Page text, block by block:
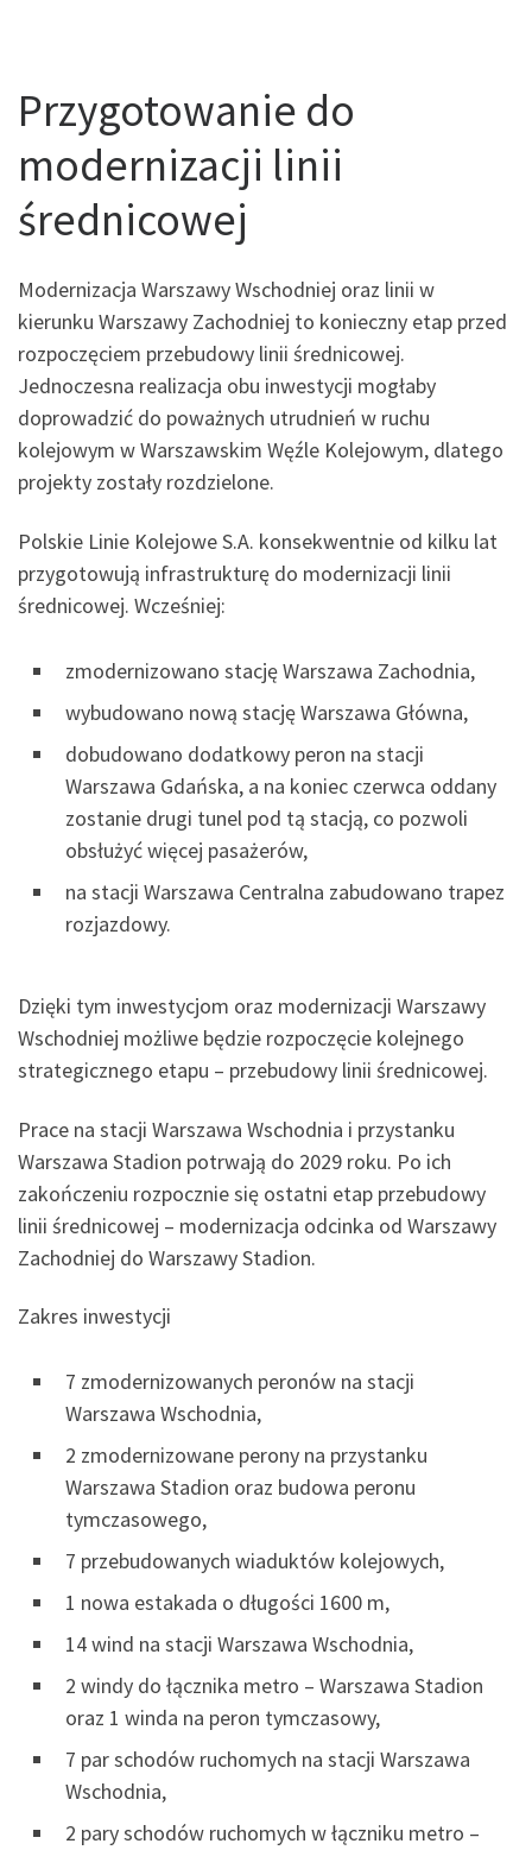
Przygotowanie do
modernizacji linii
średnicowej
Modernizacja Warszawy Wschodniej oraz linii w
kierunku Warszawy Zachodniej to konieczny etap przed
rozpoczęciem przebudowy linii średnicowej.
Jednoczesna realizacja obu inwestycji mogłaby
doprowadzić do poważnych utrudnień w ruchu
kolejowym w Warszawskim Węźle Kolejowym, dlatego
projekty zostały rozdzielone.
Polskie Linie Kolejowe S.A. konsekwentnie od kilku lat
przygotowują infrastrukturę do modernizacji linii
średnicowej. Wcześniej:
zmodernizowano stację Warszawa Zachodnia,
wybudowano nową stację Warszawa Główna,
dobudowano dodatkowy peron na stacji
Warszawa Gdańska, a na koniec czerwca oddany
zostanie drugi tunel pod tą stacją, co pozwoli
obsłużyć więcej pasażerów,
na stacji Warszawa Centralna zabudowano trapez
rozjazdowy.
Dzięki tym inwestycjom oraz modernizacji Warszawy
Wschodniej możliwe będzie rozpoczęcie kolejnego
strategicznego etapu – przebudowy linii średnicowej.
Prace na stacji Warszawa Wschodnia i przystanku
Warszawa Stadion potrwają do 2029 roku. Po ich
zakończeniu rozpocznie się ostatni etap przebudowy
linii średnicowej – modernizacja odcinka od Warszawy
Zachodniej do Warszawy Stadion.
Zakres inwestycji
7 zmodernizowanych peronów na stacji
Warszawa Wschodnia,
2 zmodernizowane perony na przystanku
Warszawa Stadion oraz budowa peronu
tymczasowego,
7 przebudowanych wiaduktów kolejowych,
1 nowa estakada o długości 1600 m,
14 wind na stacji Warszawa Wschodnia,
2 windy do łącznika metro – Warszawa Stadion
oraz 1 winda na peron tymczasowy,
7 par schodów ruchomych na stacji Warszawa
Wschodnia,
2 pary schodów ruchomych w łączniku metro –